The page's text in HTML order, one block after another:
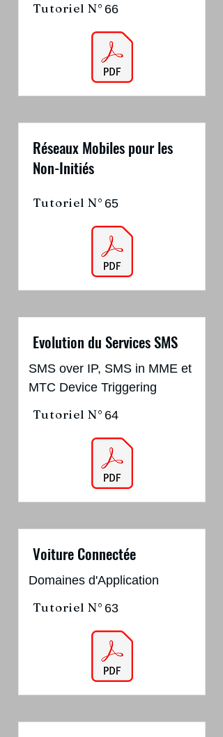
Tutoriel N° 66
Réseaux Mobiles pour les
Non-Initiés
Tutoriel N° 65
Evolution du Services SMS
SMS over IP, SMS in MME et
MTC Device Triggering
Tutoriel N° 64
Voiture Connectée
Domaines d'Application
Tutoriel N° 63